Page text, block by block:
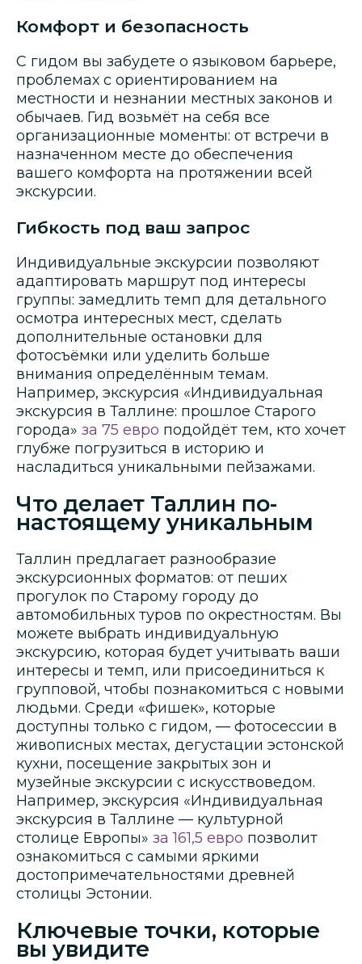
Комфорт и безопасность
С гидом вы забудете о языковом барьере,
проблемах с ориентированием на
местности и незнании местных законов и
обычаев. Гид возьмёт на себя все
организационные моменты: от встречи в
назначенном месте до обеспечения
вашего комфорта на протяжении всей
экскурсии.
Гибкость под ваш запрос
Индивидуальные экскурсии позволяют
адаптировать маршрут под интересы
группы: замедлить темп для детального
осмотра интересных мест, сделать
дополнительные остановки для
фотосъёмки или уделить больше
внимания определённым темам.
Например, экскурсия «Индивидуальная
экскурсия в Таллине: прошлое Старого
города» за 75 евро подойдёт тем, кто хочет
глубже погрузиться в историю и
насладиться уникальными пейзажами.
Что делает Таллин по-
настоящему уникальным
Таллин предлагает разнообразие
экскурсионных форматов: от пеших
прогулок по Старому городу до
автомобильных туров по окрестностям. Вы
можете выбрать индивидуальную
экскурсию, которая будет учитывать ваши
интересы и темп, или присоединиться к
групповой, чтобы познакомиться с новыми
людьми. Среди «фишек», которые
доступны только с гидом, — фотосессии в
живописных местах, дегустации эстонской
кухни, посещение закрытых зон и
музейные экскурсии с искусствоведом.
Например, экскурсия «Индивидуальная
экскурсия в Таллине — культурной
столице Европы» за 161,5 евро позволит
ознакомиться с самыми яркими
достопримечательностями древней
столицы Эстонии.
Ключевые точки, которые
вы увидите